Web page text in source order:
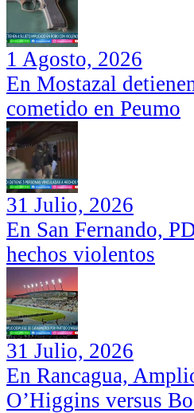
1 Agosto, 2026
En Mostazal
cometido en Peumo
31 Julio, 2026
En San Fernando,
hechos violentos
31 Julio, 2026
En Rancagua,
O’Higgins versus